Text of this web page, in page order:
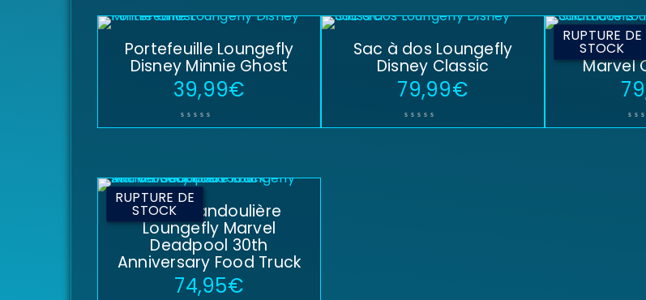
Portefeuille Loungefly
Disney Minnie Ghost
39,99€
Sac à dos Loungefly
Disney Classic
79,99€
RUPTURE DE
STOCK
Sac à
Marvel
RUPTURE DE
STOCK
Sac à bandoulière
Loungefly Marvel
Deadpool 30th
Anniversary Food Truck
74,95€